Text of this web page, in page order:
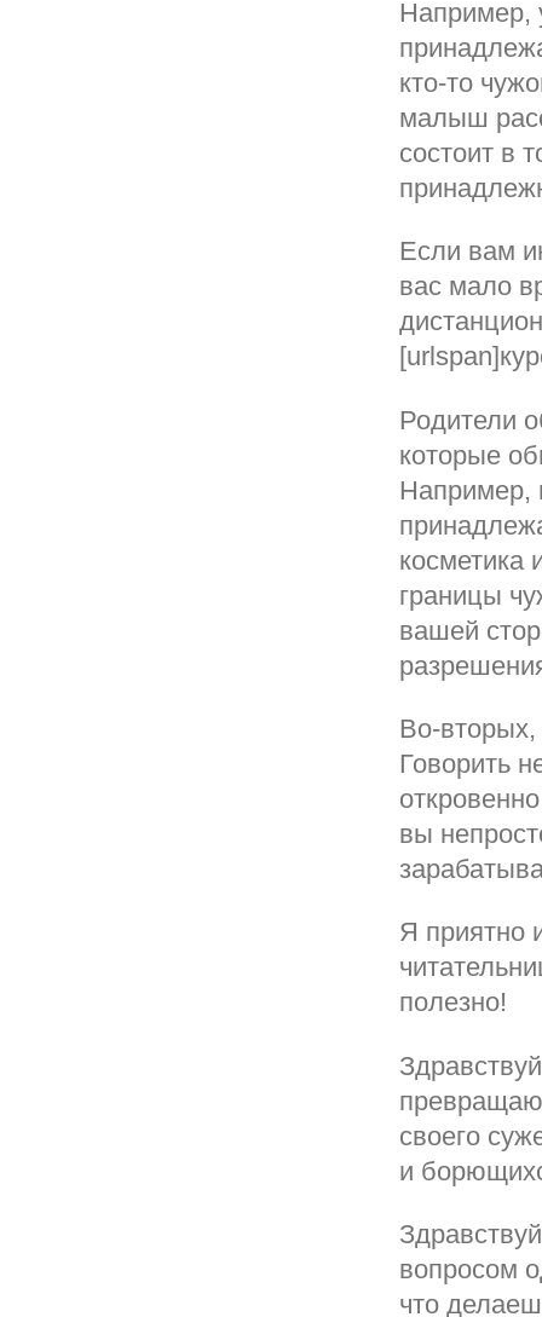
кто-то
малыш
состоит в
Если вам
вас мало
Родители
которые
Например,
косметика
границы
вашей
Во-вторых,
Говорить
вы
Я приятно
полезно!
своего
и
вопросом
что